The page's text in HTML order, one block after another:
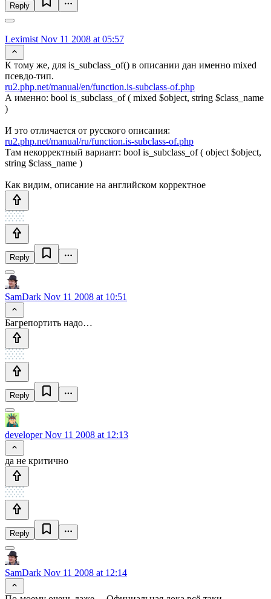
Reply
Leximist Nov 11 2008 at 05:57
К тому же, для is_subclass_of() в описании дан именно mixed
псевдо-тип.
ru2.php.net/manual/en/function.is-subclass-of.php
А именно: bool is_subclass_of ( mixed $object, string $class_name
)
И это отличается от русского описания:
ru2.php.net/manual/ru/function.is-subclass-of.php
Там некорректный вариант: bool is_subclass_of ( object $object,
string $class_name )
Как видим, описание на английском корректное
Reply
SamDark Nov 11 2008 at 10:51
Багрепортить надо…
Reply
developerNov 11 2008 at 12:13
да не критично
Reply
SamDark Nov 11 2008 at 12:14